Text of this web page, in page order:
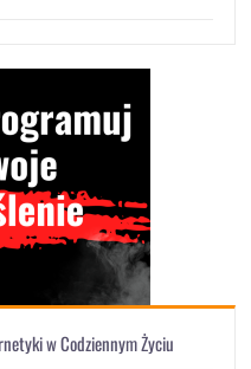
w Codziennym Życiu